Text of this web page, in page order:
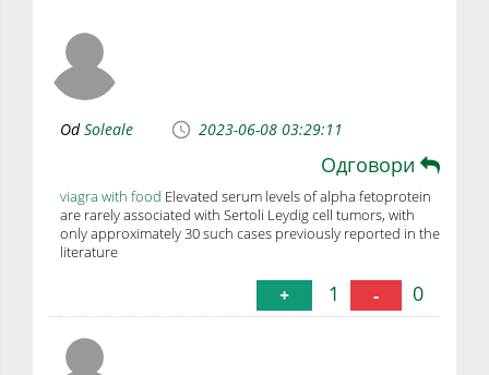
OdSoleale 2023-06-08 03:29:11
Одговори
viagra with food Elevated serum levels of alpha fetoprotein
are rarely associated with Sertoli Leydig cell tumors, with
only approximately 30 such cases previously reported in the
literature
+ 1 - 0